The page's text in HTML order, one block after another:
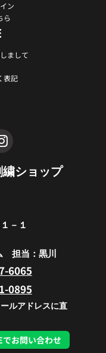
ン
ら
まして
表記
ショップ
－１
担当：黒川
6065
0895
ルアドレスに直
でお問い合わせ